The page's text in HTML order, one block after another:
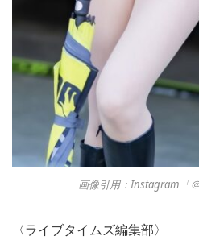
画像引用：Instagram「
〈ライブタイムズ編集部〉